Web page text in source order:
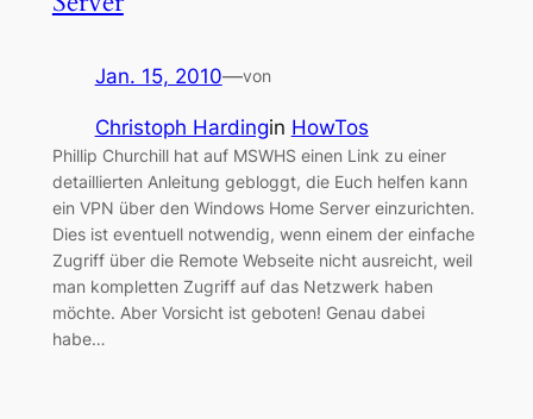
Jan. 15, 2010—von
Christoph Hardingin HowTos
Phillip Churchill hat auf MSWHS einen Link zu einer
detaillierten Anleitung gebloggt, die Euch helfen kann
ein VPN über den Windows Home Server einzurichten.
Dies ist eventuell notwendig, wenn einem der einfache
Zugriff über die Remote Webseite nicht ausreicht, weil
man kompletten Zugriff auf das Netzwerk haben
möchte. Aber Vorsicht ist geboten! Genau dabei
habe…